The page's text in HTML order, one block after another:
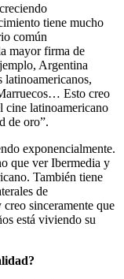
tiene mucho
común
mayor firma de
Argentina
latinoamericanos,
Esto creo
cine latinoamericano
de oro”.
exponencialmente.
que ver Ibermedia y
También tiene
de
sinceramente que
está viviendo su